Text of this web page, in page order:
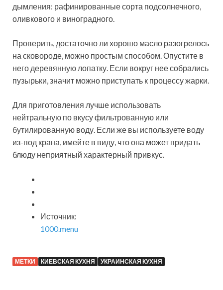
дымления: рафинированные сорта подсолнечного,
оливкового и виноградного.
Проверить, достаточно ли хорошо масло разогрелось
на сковороде, можно простым способом. Опустите в
него деревянную лопатку. Если вокруг нее собрались
пузырьки, значит можно приступать к процессу жарки.
Для приготовления лучше использовать
нейтральную по вкусу фильтрованную или
бутилированную воду. Если же вы используете воду
из-под крана, имейте в виду, что она может придать
блюду неприятный характерный привкус.
Источник:
1000.menu
МЕТКИ КИЕВСКАЯ КУХНЯ УКРАИНСКАЯ КУХНЯ